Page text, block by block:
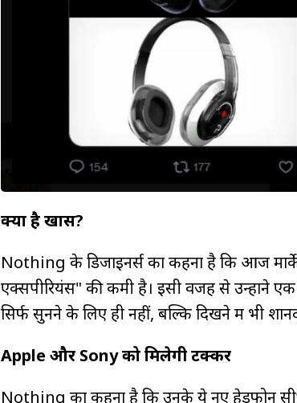
क्या है खास?
Nothing के डिजाइनर्स का कहना है कि आज
एक्सपीरियंस" की कमी है। इसी वजह से उन्होंने
सिर्फ सुनने के लिए ही नहीं, बल्कि दिखने में भी
Apple और Sony को मिलेगी टक्कर
Nothing का कहना है कि उनके ये नए हेडफोन